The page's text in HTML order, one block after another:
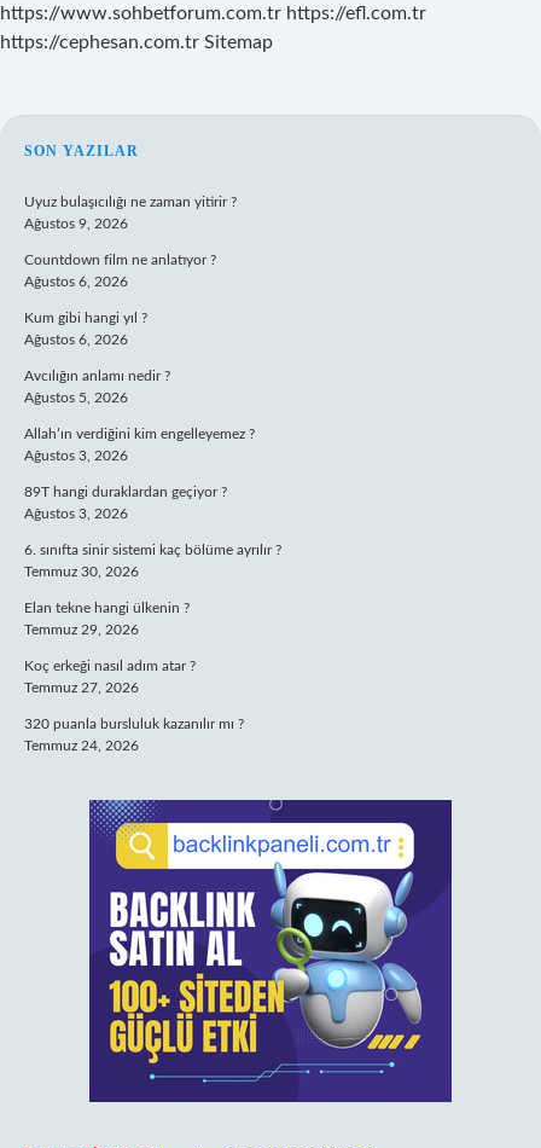
https://www.sohbetforum.com.tr https://efl.com.tr
https://cephesan.com.tr Sitemap
SIDEBAR
SON YAZILAR
Uyuz bulaşıcılığı ne zaman yitirir ?
Ağustos 9, 2026
Countdown film ne anlatıyor ?
Ağustos 6, 2026
Kum gibi hangi yıl ?
Ağustos 6, 2026
Avcılığın anlamı nedir ?
Ağustos 5, 2026
Allah’ın verdiğini kim engelleyemez ?
Ağustos 3, 2026
89T hangi duraklardan geçiyor ?
Ağustos 3, 2026
6. sınıfta sinir sistemi kaç bölüme ayrılır ?
Temmuz 30, 2026
Elan tekne hangi ülkenin ?
Temmuz 29, 2026
Koç erkeği nasıl adım atar ?
Temmuz 27, 2026
320 puanla bursluluk kazanılır mı ?
Temmuz 24, 2026